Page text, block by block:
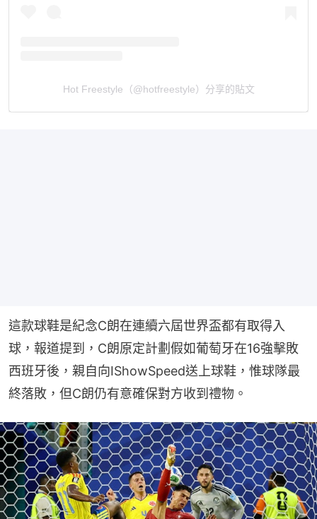
Hot Freestyle（@hotfreestyle）分享的貼文
這款球鞋是紀念C朗在連續六屆世界盃都有取得入
球，報道提到，C朗原定計劃假如葡萄牙在16強擊敗
西班牙後，親自向IShowSpeed送上球鞋，惟球隊最
終落敗，但C朗仍有意確保對方收到禮物。